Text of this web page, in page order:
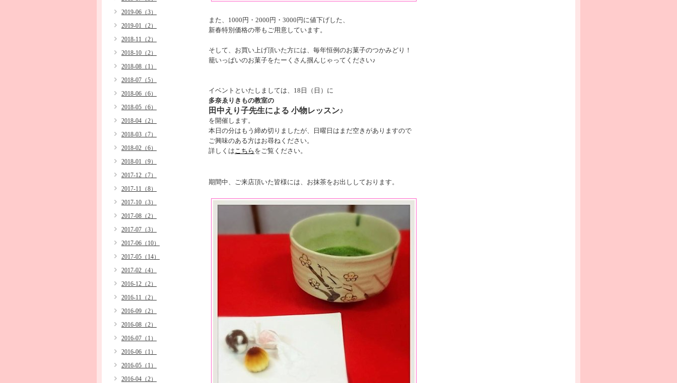
また、1000円・2000円・3000円に値下げした、
新春特別価格の帯もご用意しています。
そして、お買い上げ頂いた方には、毎年恒例のお菓子のつかみどり！
籠いっぱいのお菓子をたーくさん掴んじゃってください♪
イベントといたしましては、18日（日）に
多奈ゑりきもの教室の
田中えり子先生による 小物レッスン♪
を開催します。
本日の分はもう締め切りましたが、日曜日はまだ空きがありますので
ご興味のある方はお尋ねください。
詳しくはこちら をご覧ください。
期間中、ご来店頂いた皆様には、お抹茶をお出ししております。
2019-06（3）
2019-01（2）
2018-11（2）
2018-10（2）
2018-08（1）
2018-07（5）
2018-06（6）
2018-05（6）
2018-04（2）
2018-03（7）
2018-02（6）
2018-01（9）
2017-12（7）
2017-11（8）
2017-10（3）
2017-08（2）
2017-07（3）
2017-06（10）
2017-05（14）
2017-02（4）
2016-12（2）
2016-11（2）
2016-09（2）
2016-08（2）
2016-07（1）
2016-06（1）
2016-05（1）
2016-04（2）